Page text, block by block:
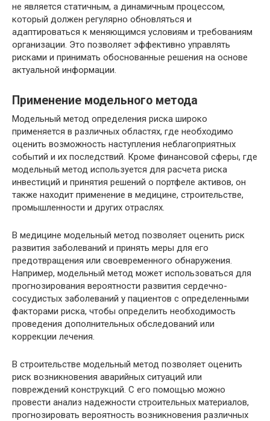
не является статичным, а динамичным процессом,
который должен регулярно обновляться и
адаптироваться к меняющимся условиям и требованиям
организации. Это позволяет эффективно управлять
рисками и принимать обоснованные решения на основе
актуальной информации.
Применение модельного метода
Модельный метод определения риска широко
применяется в различных областях, где необходимо
оценить возможность наступления неблагоприятных
событий и их последствий. Кроме финансовой сферы, где
модельный метод используется для расчета риска
инвестиций и принятия решений о портфеле активов, он
также находит применение в медицине, строительстве,
промышленности и других отраслях.
В медицине модельный метод позволяет оценить риск
развития заболеваний и принять меры для его
предотвращения или своевременного обнаружения.
Например, модельный метод может использоваться для
прогнозирования вероятности развития сердечно-
сосудистых заболеваний у пациентов с определенными
факторами риска, чтобы определить необходимость
проведения дополнительных обследований или
коррекции лечения.
В строительстве модельный метод позволяет оценить
риск возникновения аварийных ситуаций или
повреждений конструкций. С его помощью можно
провести анализ надежности строительных материалов,
прогнозировать вероятность возникновения различных